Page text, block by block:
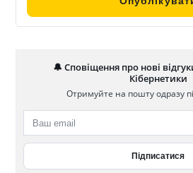
🔔 Сповіщення про нові
Кібернетики
Отримуйте на пошту одразу